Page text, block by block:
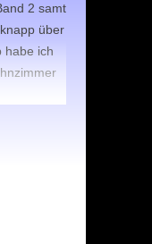
2 samt
über
habe ich